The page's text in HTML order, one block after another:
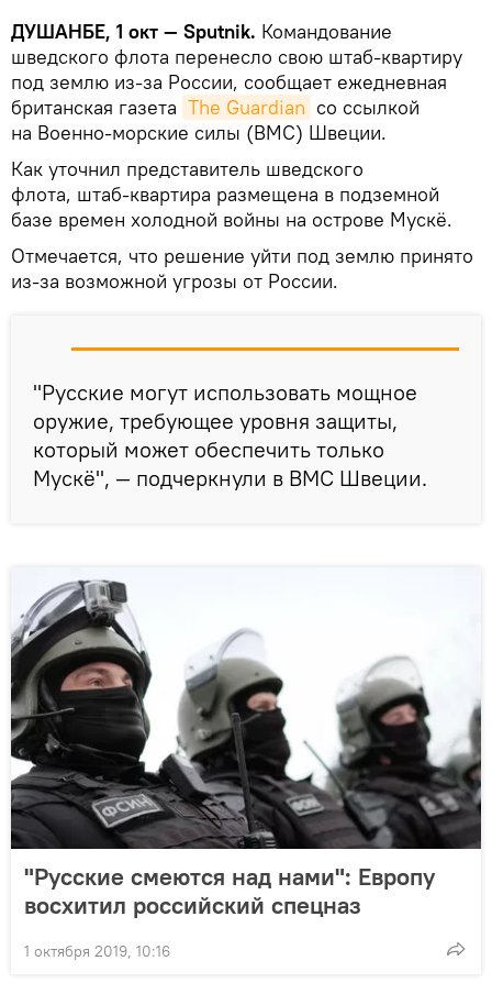
ДУШАНБЕ, 1 окт — Sputnik. Командование
шведского флота перенесло свою штаб-квартиру
под землю из-за России, сообщает ежедневная
британская газета The Guardian со ссылкой
на Военно-морские силы (ВМС) Швеции.
Как уточнил представитель шведского
флота, штаб-квартира размещена в подземной
базе времен холодной войны на острове Мускё.
Отмечается, что решение уйти под землю принято
из-за возможной угрозы от России.
"Русские могут использовать мощное
оружие, требующее уровня защиты,
который может обеспечить только
Мускё", — подчеркнули в ВМС Швеции.
"Русские смеются над нами": Европу
восхитил российский спецназ
1 октября 2019, 10:16